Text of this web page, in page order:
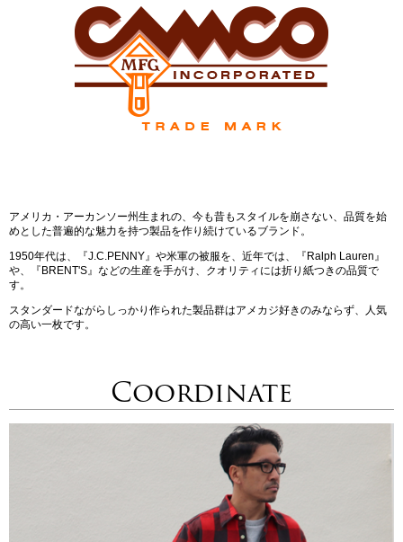
アメリカ・アーカンソー州生まれの、今も昔もスタイルを崩さない、品質を始
めとした普遍的な魅力を持つ製品を作り続けているブランド。
1950年代は、『J.C.PENNY』や米軍の被服を、近年では、『Ralph Lauren』
や、『BRENT'S』などの生産を手がけ、クオリティには折り紙つきの品質で
す。
スタンダードながらしっかり作られた製品群はアメカジ好きのみならず、人気
の高い一枚です。
Coordinate